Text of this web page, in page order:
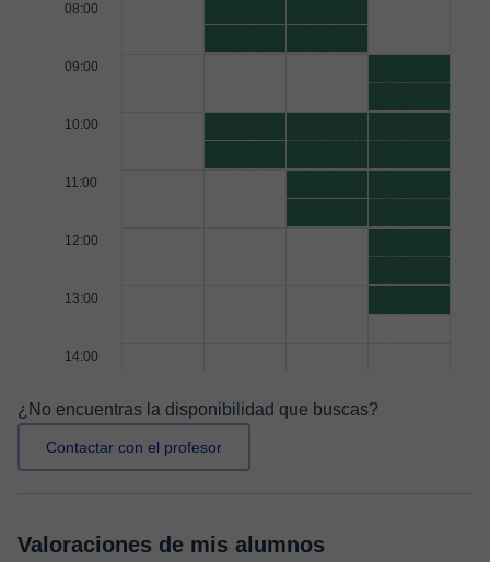
08:00
09:00
10:00
11:00
12:00
13:00
14:00
¿No encuentras la disponibilidad que buscas?
Contactar con el profesor
Valoraciones de mis alumnos